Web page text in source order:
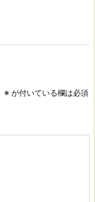
※ が付いている欄は必須